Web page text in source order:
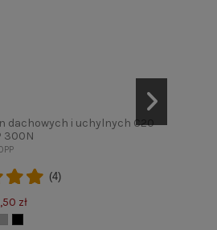
dachowych i uchylnych C20
300N
(4)
zł